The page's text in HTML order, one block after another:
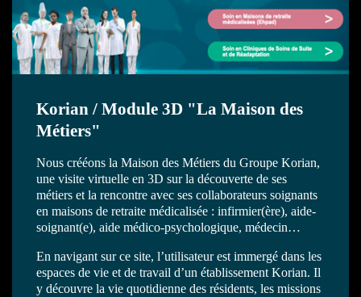
Korian / Module 3D "La Maison des
Métiers"
Nous crééons la Maison des Métiers du Groupe Korian,
une visite virtuelle en 3D sur la découverte de ses
métiers et la rencontre avec ses collaborateurs soignants
en maisons de retraite médicalisée : infirmier(ère), aide-
soignant(e), aide médico-psychologique, médecin…
En navigant sur ce site, l’utilisateur est immergé dans les
espaces de vie et de travail d’un établissement Korian. Il
y découvre la vie quotidienne des résidents, les missions